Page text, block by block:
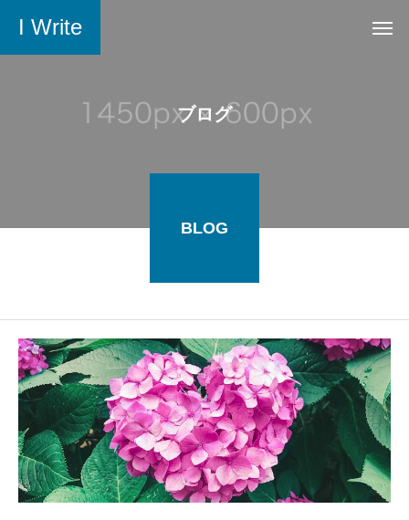
I Write
ブログ
BLOG